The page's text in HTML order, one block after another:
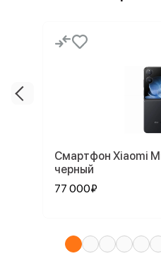
Смартфон Xiaomi
черный
77 000₽